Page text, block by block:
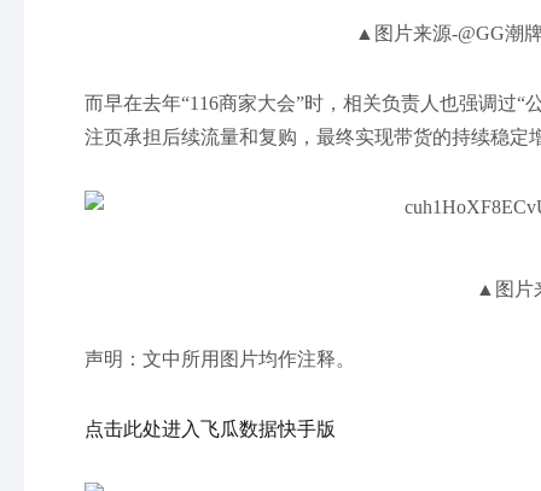
▲图片来源-@GG潮
而早在去年“116商家大会”时，相关负责人也强调过
注页承担后续流量和复购，最终实现带货的持续稳定
▲图片
声明：文中所用图片均作注释。
点击此处进入飞瓜数据快手版